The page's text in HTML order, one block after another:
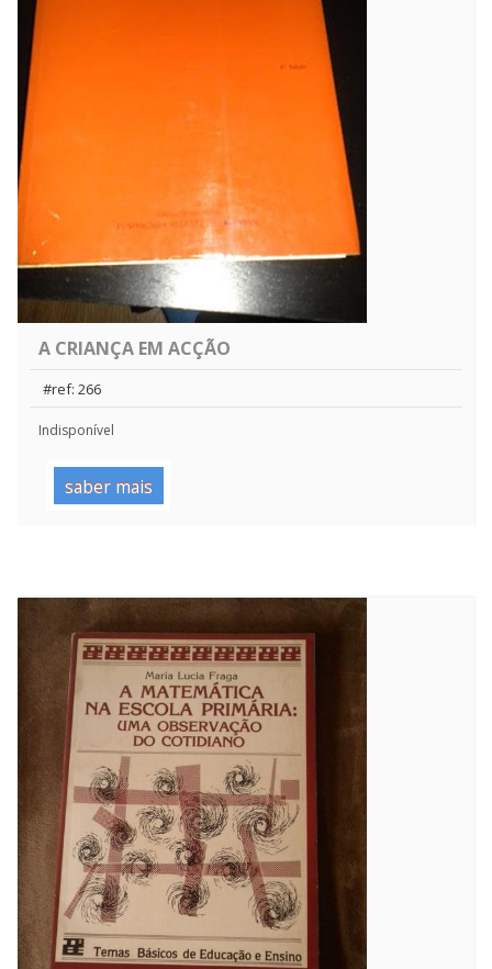
A CRIANÇA EM ACÇÃO
#ref: 266
Indisponível
saber mais